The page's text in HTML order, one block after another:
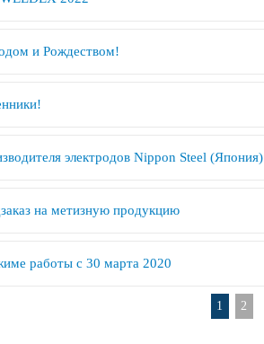
и Рождеством!
электродов Nippon Steel (Япония)
на метизную продукцию
работы с 30 марта 2020
1 2